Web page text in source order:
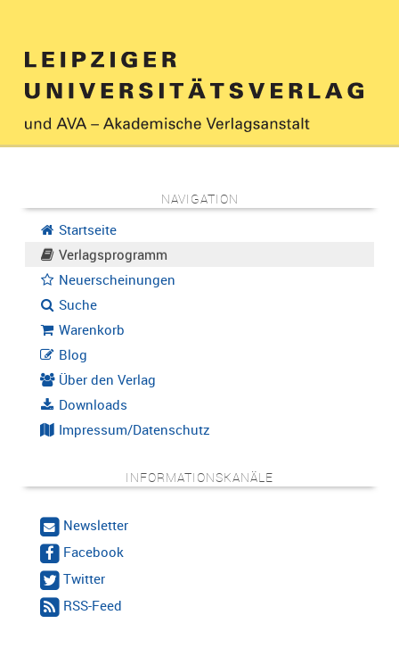
NAVIGATION
Startseite
Verlagsprogramm
Neuerscheinungen
Suche
Warenkorb
Blog
Über den Verlag
Downloads
Impressum/Datenschutz
INFORMATIONSKANÄLE
Newsletter
Facebook
Twitter
RSS-Feed